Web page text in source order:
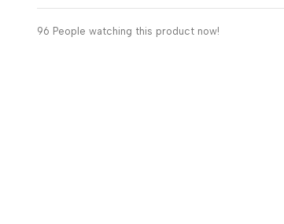
96 People watching this product now!